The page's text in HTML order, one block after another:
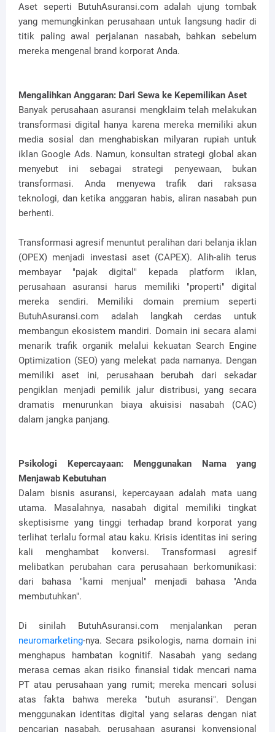
Aset seperti ButuhAsuransi.com adalah ujung tombak
yang memungkinkan perusahaan untuk langsung hadir di
titik paling awal perjalanan nasabah, bahkan sebelum
mereka mengenal brand korporat Anda.
Mengalihkan Anggaran: Dari Sewa ke Kepemilikan Aset
Banyak perusahaan asuransi mengklaim telah melakukan
transformasi digital hanya karena mereka memiliki akun
media sosial dan menghabiskan milyaran rupiah untuk
iklan Google Ads. Namun, konsultan strategi global akan
menyebut ini sebagai strategi penyewaan, bukan
transformasi. Anda menyewa trafik dari raksasa
teknologi, dan ketika anggaran habis, aliran nasabah pun
berhenti.
Transformasi agresif menuntut peralihan dari belanja iklan
(OPEX) menjadi investasi aset (CAPEX). Alih-alih terus
membayar "pajak digital" kepada platform iklan,
perusahaan asuransi harus memiliki "properti" digital
mereka sendiri. Memiliki domain premium seperti
ButuhAsuransi.com adalah langkah cerdas untuk
membangun ekosistem mandiri. Domain ini secara alami
menarik trafik organik melalui kekuatan Search Engine
Optimization (SEO) yang melekat pada namanya. Dengan
memiliki aset ini, perusahaan berubah dari sekadar
pengiklan menjadi pemilik jalur distribusi, yang secara
dramatis menurunkan biaya akuisisi nasabah (CAC)
dalam jangka panjang.
Psikologi Kepercayaan: Menggunakan Nama yang
Menjawab Kebutuhan
Dalam bisnis asuransi, kepercayaan adalah mata uang
utama. Masalahnya, nasabah digital memiliki tingkat
skeptisisme yang tinggi terhadap brand korporat yang
terlihat terlalu formal atau kaku. Krisis identitas ini sering
kali menghambat konversi. Transformasi agresif
melibatkan perubahan cara perusahaan berkomunikasi:
dari bahasa "kami menjual" menjadi bahasa "Anda
membutuhkan".
Di sinilah ButuhAsuransi.com menjalankan peran
neuromarketing-nya. Secara psikologis, nama domain ini
menghapus hambatan kognitif. Nasabah yang sedang
merasa cemas akan risiko finansial tidak mencari nama
PT atau perusahaan yang rumit; mereka mencari solusi
atas fakta bahwa mereka "butuh asuransi". Dengan
menggunakan identitas digital yang selaras dengan niat
pencarian nasabah, perusahaan asuransi konvensional